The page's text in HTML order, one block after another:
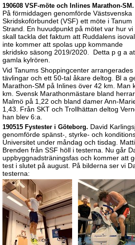
190608 VSF-möte och Inlines Marathon-SM.
På förmiddagen genomförde Västsvenska
Skridskoförbundet (VSF) ett möte i Tanum
Strand. En huvudpunkt på mötet var hur vi
skall tackla det faktum att Ruddalens isoval
inte kommer att spolas upp kommande
skridsko säsong 2019/2020. Detta p g a
gamla kylrören.
Vid Tanums Shoppingcenter
tävlingar och ett 50-tal åkare deltog. Bl a
Marathon-SM på Inlines över 42 km. Man
km. Svensk Marathonmästare bland
Malmö på 1,22 och bland damer Ann-
1,43. Från SKT och Trollhättan deltog
han blev 6:a.
190515 Fystester i Göteborg. David
genomförde spänst-, styrke- och
Universitet under måndag och tisdag.
Brenden från SSF höll i testerna. Nu går
uppbyggnadsträningsfas och kommer att
test i slutet på august. På bilderna ser vi
testerna: